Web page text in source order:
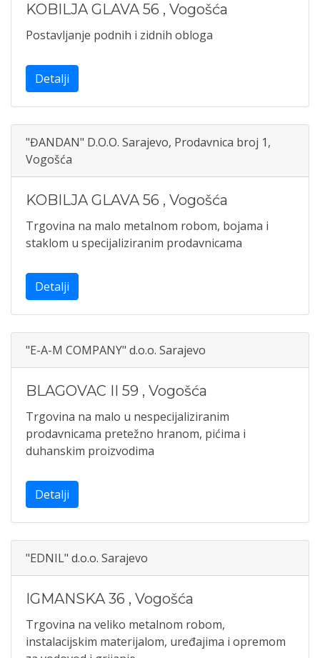
KOBILJA GLAVA 56 , Vogošća
Postavljanje podnih i zidnih obloga
Detalji
"ĐANDAN" D.O.O. Sarajevo, Prodavnica broj 1,
Vogošća
KOBILJA GLAVA 56 , Vogošća
Trgovina na malo metalnom robom, bojama i
staklom u specijaliziranim prodavnicama
Detalji
"E-A-M COMPANY" d.o.o. Sarajevo
BLAGOVAC II 59 , Vogošća
Trgovina na malo u nespecijaliziranim
prodavnicama pretežno hranom, pićima i
duhanskim proizvodima
Detalji
"EDNIL" d.o.o. Sarajevo
IGMANSKA 36 , Vogošća
Trgovina na veliko metalnom robom,
instalacijskim materijalom, uređajima i opremom